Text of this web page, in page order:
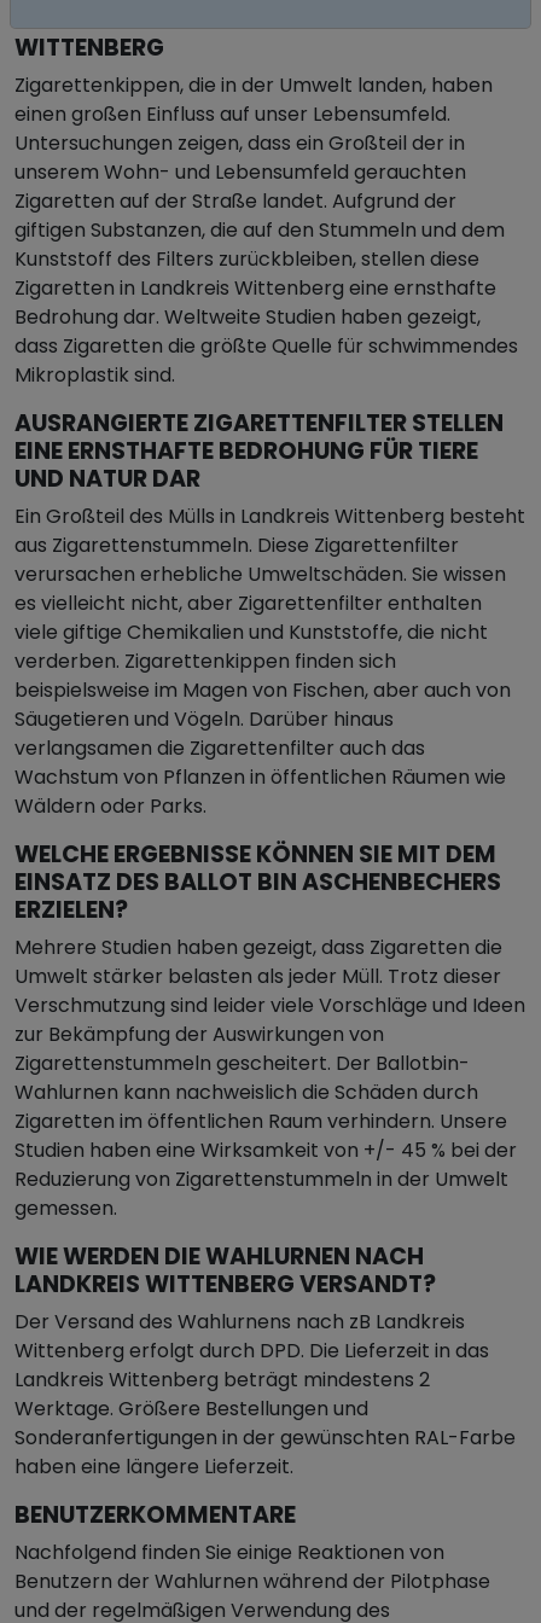
WITTENBERG
Zigarettenkippen, die in der Umwelt landen, haben
einen großen Einfluss auf unser Lebensumfeld.
Untersuchungen zeigen, dass ein Großteil der in
unserem Wohn- und Lebensumfeld gerauchten
Zigaretten auf der Straße landet. Aufgrund der
giftigen Substanzen, die auf den Stummeln und dem
Kunststoff des Filters zurückbleiben, stellen diese
Zigaretten in Landkreis Wittenberg eine ernsthafte
Bedrohung dar. Weltweite Studien haben gezeigt,
dass Zigaretten die größte Quelle für schwimmendes
Mikroplastik sind.
AUSRANGIERTE ZIGARETTENFILTER STELLEN
EINE ERNSTHAFTE BEDROHUNG FÜR TIERE
UND NATUR DAR
Ein Großteil des Mülls in Landkreis Wittenberg besteht
aus Zigarettenstummeln. Diese Zigarettenfilter
verursachen erhebliche Umweltschäden. Sie wissen
es vielleicht nicht, aber Zigarettenfilter enthalten
viele giftige Chemikalien und Kunststoffe, die nicht
verderben. Zigarettenkippen finden sich
beispielsweise im Magen von Fischen, aber auch von
Säugetieren und Vögeln. Darüber hinaus
verlangsamen die Zigarettenfilter auch das
Wachstum von Pflanzen in öffentlichen Räumen wie
Wäldern oder Parks.
WELCHE ERGEBNISSE KÖNNEN SIE MIT DEM
EINSATZ DES BALLOT BIN ASCHENBECHERS
ERZIELEN?
Mehrere Studien haben gezeigt, dass Zigaretten die
Umwelt stärker belasten als jeder Müll. Trotz dieser
Verschmutzung sind leider viele Vorschläge und Ideen
zur Bekämpfung der Auswirkungen von
Zigarettenstummeln gescheitert. Der Ballotbin-
Wahlurnen kann nachweislich die Schäden durch
Zigaretten im öffentlichen Raum verhindern. Unsere
Studien haben eine Wirksamkeit von +/- 45 % bei der
Reduzierung von Zigarettenstummeln in der Umwelt
gemessen.
WIE WERDEN DIE WAHLURNEN NACH
LANDKREIS WITTENBERG VERSANDT?
Der Versand des Wahlurnens nach zB Landkreis
Wittenberg erfolgt durch DPD. Die Lieferzeit in das
Landkreis Wittenberg beträgt mindestens 2
Werktage. Größere Bestellungen und
Sonderanfertigungen in der gewünschten RAL-Farbe
haben eine längere Lieferzeit.
BENUTZERKOMMENTARE
Nachfolgend finden Sie einige Reaktionen von
Benutzern der Wahlurnen während der Pilotphase
und der regelmäßigen Verwendung des